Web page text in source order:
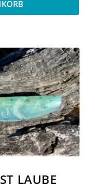
LAUBE